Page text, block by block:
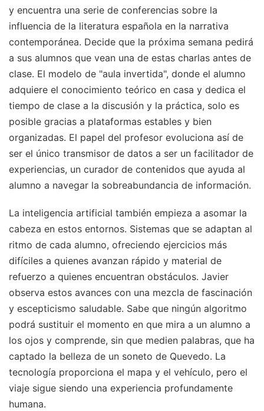
y encuentra una serie de conferencias sobre la
influencia de la literatura española en la narrativa
contemporánea. Decide que la próxima semana pedirá
a sus alumnos que vean una de estas charlas antes de
clase. El modelo de "aula invertida", donde el alumno
adquiere el conocimiento teórico en casa y dedica el
tiempo de clase a la discusión y la práctica, solo es
posible gracias a plataformas estables y bien
organizadas. El papel del profesor evoluciona así de
ser el único transmisor de datos a ser un facilitador de
experiencias, un curador de contenidos que ayuda al
alumno a navegar la sobreabundancia de información.
La inteligencia artificial también empieza a asomar la
cabeza en estos entornos. Sistemas que se adaptan al
ritmo de cada alumno, ofreciendo ejercicios más
difíciles a quienes avanzan rápido y material de
refuerzo a quienes encuentran obstáculos. Javier
observa estos avances con una mezcla de fascinación
y escepticismo saludable. Sabe que ningún algoritmo
podrá sustituir el momento en que mira a un alumno a
los ojos y comprende, sin que medien palabras, que ha
captado la belleza de un soneto de Quevedo. La
tecnología proporciona el mapa y el vehículo, pero el
viaje sigue siendo una experiencia profundamente
humana.